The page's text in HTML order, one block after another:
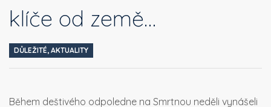
klíče od země…
DŮLEŽITÉ, AKTUALITY
Během deštivého odpoledne na Smrtnou neděli vynášeli